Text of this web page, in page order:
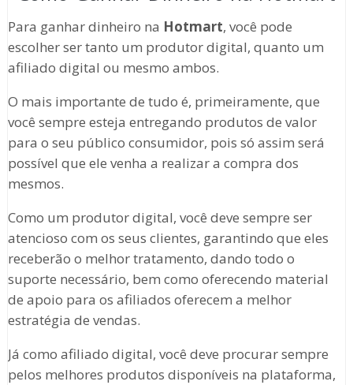
Para ganhar dinheiro na Hotmart, você pode
escolher ser tanto um produtor digital, quanto um
afiliado digital ou mesmo ambos.
O mais importante de tudo é, primeiramente, que
você sempre esteja entregando produtos de valor
para o seu público consumidor, pois só assim será
possível que ele venha a realizar a compra dos
mesmos.
Como um produtor digital, você deve sempre ser
atencioso com os seus clientes, garantindo que eles
receberão o melhor tratamento, dando todo o
suporte necessário, bem como oferecendo material
de apoio para os afiliados oferecem a melhor
estratégia de vendas.
Já como afiliado digital, você deve procurar sempre
pelos melhores produtos disponíveis na plataforma,